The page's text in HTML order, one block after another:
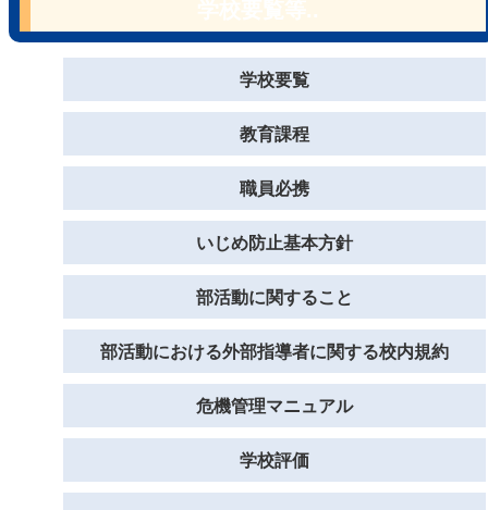
学校要覧
教育課程
職員必携
いじめ防止基本方針
部活動に関すること
部活動における外部指導者に関する校内規約
危機管理マニュアル
学校評価